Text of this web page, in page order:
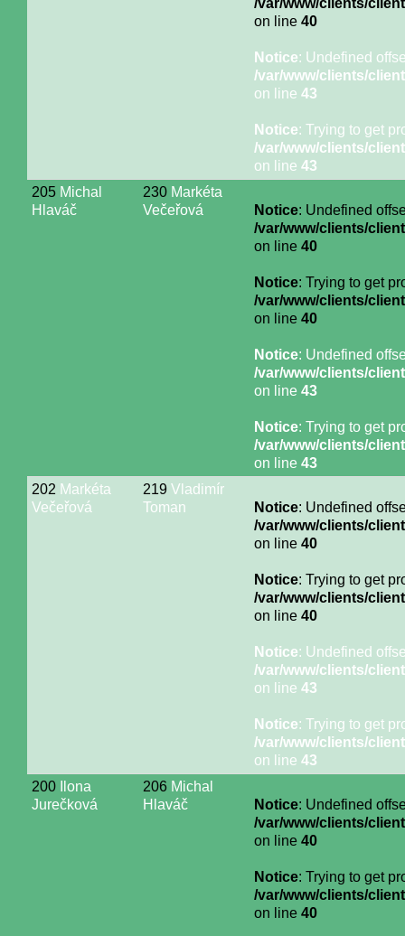
on line 40
Notice: Undefined
/var/www/clients/
on line 43
Notice: Trying to get
/var/www/clients/
on line 43
205 Michal
Hlaváč
230 Markéta
Večeřová
Notice: Undefined
/var/www/clients/
on line 40
Notice: Trying to get
/var/www/clients/
on line 40
Notice: Undefined
/var/www/clients/
on line 43
Notice: Trying to get
/var/www/clients/
on line 43
202 Markéta
Večeřová
219 Vladimír
Toman
Notice: Undefined
/var/www/clients/
on line 40
Notice: Trying to get
/var/www/clients/
on line 40
Notice: Undefined
/var/www/clients/
on line 43
Notice: Trying to get
/var/www/clients/
on line 43
200
Ilona
Jurečková
206 Michal
Hlaváč
Notice: Undefined
/var/www/clients/
on line 40
Notice: Trying to get
/var/www/clients/
on line 40